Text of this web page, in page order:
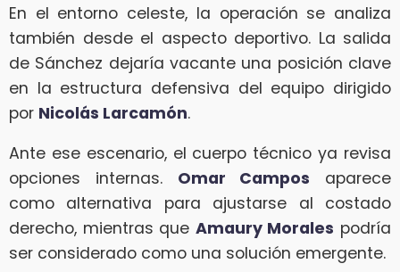
En el entorno celeste, la operación se analiza
también desde el aspecto deportivo. La salida
de Sánchez dejaría vacante una posición clave
en la estructura defensiva del equipo dirigido
por Nicolás Larcamón.
Ante ese escenario, el cuerpo técnico ya revisa
opciones internas. Omar Campos aparece
como alternativa para ajustarse al costado
derecho, mientras que Amaury Morales podría
ser considerado como una solución emergente.